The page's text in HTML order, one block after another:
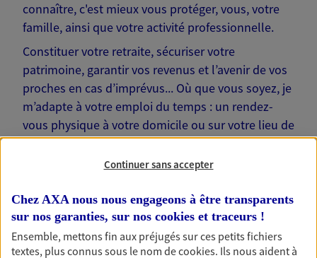
connaître, c'est mieux vous protéger, vous, votre
famille, ainsi que votre activité professionnelle.
Constituer votre retraite, sécuriser votre
patrimoine, garantir vos revenus et l’avenir de vos
proches en cas d’imprévus... Où que vous soyez, je
m’adapte à votre emploi du temps : un rendez-
vous physique à votre domicile ou sur votre lieu de
travail… Je suis là pour échanger avec vous !
Nos offres phares
Continuer sans accepter
Chez AXA nous nous engageons à être transparents
sur nos garanties, sur nos cookies et traceurs !
Ensemble, mettons fin aux préjugés sur ces petits fichiers
textes, plus connus sous le nom decookies. Ils nous aident à